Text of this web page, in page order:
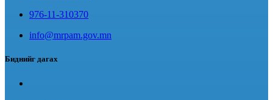
976-11-310370
info@mrpam.gov.mn
Биднийг дагах